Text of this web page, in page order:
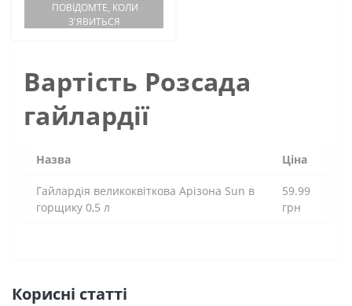
ПОВІДОМТЕ, КОЛИ
З'ЯВИТЬСЯ
Вартість Розсада
гайлардії
Назва Ціна
Гайлардія великоквіткова Арізона Sun в
горщику 0,5 л
59.99
грн
Кориснi статтi